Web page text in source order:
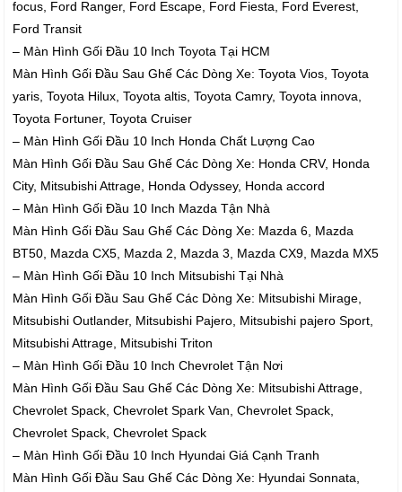
focus, Ford Ranger, Ford Escape, Ford Fiesta, Ford Everest,
Ford Transit
– Màn Hình Gối Đầu 10 Inch Toyota Tại HCM
Màn Hình Gối Đầu Sau Ghế Các Dòng Xe: Toyota Vios, Toyota
yaris, Toyota Hilux, Toyota altis, Toyota Camry, Toyota innova,
Toyota Fortuner, Toyota Cruiser
– Màn Hình Gối Đầu 10 Inch Honda Chất Lượng Cao
Màn Hình Gối Đầu Sau Ghế Các Dòng Xe: Honda CRV, Honda
City, Mitsubishi Attrage, Honda Odyssey, Honda accord
– Màn Hình Gối Đầu 10 Inch Mazda Tận Nhà
Màn Hình Gối Đầu Sau Ghế Các Dòng Xe: Mazda 6, Mazda
BT50, Mazda CX5, Mazda 2, Mazda 3, Mazda CX9, Mazda MX5
– Màn Hình Gối Đầu 10 Inch Mitsubishi Tại Nhà
Màn Hình Gối Đầu Sau Ghế Các Dòng Xe: Mitsubishi Mirage,
Mitsubishi Outlander, Mitsubishi Pajero, Mitsubishi pajero Sport,
Mitsubishi Attrage, Mitsubishi Triton
– Màn Hình Gối Đầu 10 Inch Chevrolet Tận Nơi
Màn Hình Gối Đầu Sau Ghế Các Dòng Xe: Mitsubishi Attrage,
Chevrolet Spack, Chevrolet Spark Van, Chevrolet Spack,
Chevrolet Spack, Chevrolet Spack
– Màn Hình Gối Đầu 10 Inch Hyundai Giá Cạnh Tranh
Màn Hình Gối Đầu Sau Ghế Các Dòng Xe: Hyundai Sonnata,